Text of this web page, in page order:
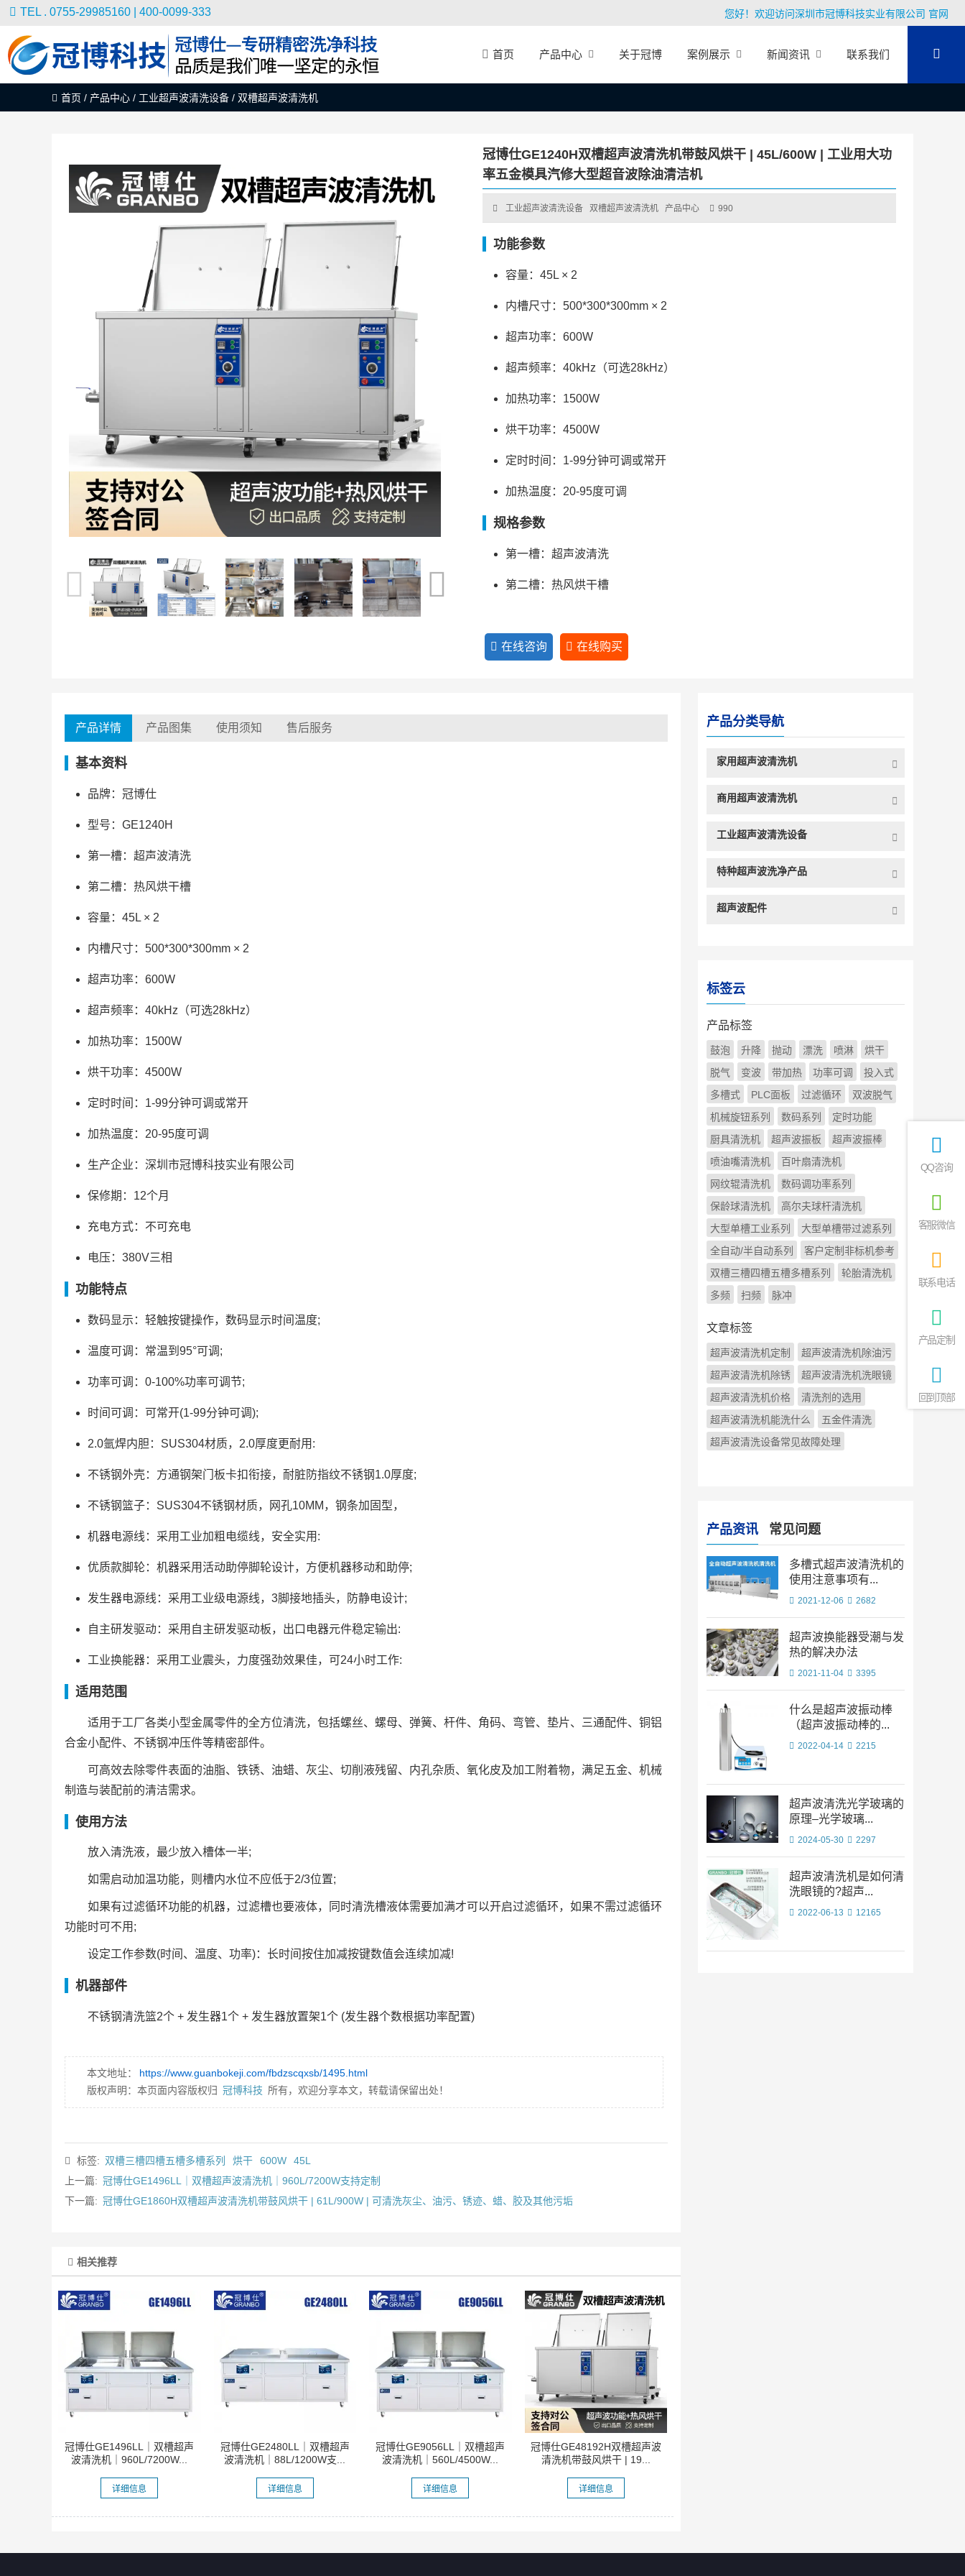
TEL . 0755-29985160 | 400-0099-333 您好！欢迎访问深圳市冠博科技实业有限公司 官网
首页 产品中心 关于冠博 案例展示 新闻资讯 联系我们
首页 / 产品中心 / 工业超声波清洗设备 / 双槽超声波清洗机
冠博仕GE1240H双槽超声波清洗机带鼓风烘干 | 45L/600W | 工业用大功
率五金模具汽修大型超音波除油清洁机
工业超声波清洗设备 双槽超声波清洗机 产品中心 990
功能参数
容量：45L × 2
内槽尺寸：500*300*300mm × 2
超声功率：600W
超声频率：40kHz（可选28kHz）
加热功率：1500W
烘干功率：4500W
定时时间：1-99分钟可调或常开
加热温度：20-95度可调
规格参数
第一槽：超声波清洗
第二槽：热风烘干槽
在线咨询 在线购买
产品详情 产品图集 使用须知 售后服务
基本资料
品牌：冠博仕
型号：GE1240H
第一槽：超声波清洗
第二槽：热风烘干槽
容量：45L × 2
内槽尺寸：500*300*300mm × 2
超声功率：600W
超声频率：40kHz（可选28kHz）
加热功率：1500W
烘干功率：4500W
定时时间：1-99分钟可调或常开
加热温度：20-95度可调
生产企业：深圳市冠博科技实业有限公司
保修期：12个月
充电方式：不可充电
电压：380V三相
功能特点
数码显示：轻触按键操作，数码显示时间温度;
温度可调：常温到95°可调;
功率可调：0-100%功率可调节;
时间可调：可常开(1-99分钟可调);
2.0氩焊内胆：SUS304材质，2.0厚度更耐用:
不锈钢外壳：方通钢架门板卡扣衔接，耐脏防指纹不锈钢1.0厚度;
不锈钢篮子：SUS304不锈钢材质，网孔10MM，钢条加固型，
机器电源线：采用工业加粗电缆线，安全实用:
优质款脚轮：机器采用活动助停脚轮设计，方便机器移动和助停;
发生器电源线：采用工业级电源线，3脚接地插头，防静电设计;
自主研发驱动：采用自主研发驱动板，出口电器元件稳定输出:
工业换能器：采用工业震头，力度强劲效果佳，可24小时工作:
适用范围
适用于工厂各类小型金属零件的全方位清洗，包括螺丝、螺母、弹簧、杆件、角码、弯管、垫片、三通配件、铜铝
合金小配件、不锈钢冲压件等精密部件。
可高效去除零件表面的油脂、铁锈、油蜡、灰尘、切削液残留、内孔杂质、氧化皮及加工附着物，满足五金、机械
制造与装配前的清洁需求。
使用方法
放入清洗液，最少放入槽体一半;
如需启动加温功能，则槽内水位不应低于2/3位置;
如果有过滤循环功能的机器，过滤槽也要液体，同时清洗槽液体需要加满才可以开启过滤循环，如果不需过滤循环
功能时可不用;
设定工作参数(时间、温度、功率)：长时间按住加减按键数值会连续加减!
机器部件
不锈钢清洗篮2个 + 发生器1个 + 发生器放置架1个 (发生器个数根据功率配置)
本文地址：
https://www.guanbokeji.com/fbdzscqxsb/1495.html
版权声明：本页面内容版权归 冠博科技 所有，欢迎分享本文，转载请保留出处！
标签: 双槽三槽四槽五槽多槽系列 烘干 600W
45L
上一篇: 冠博仕GE1496LL｜双槽超声波清洗机｜960L/7200W支持定制
下一篇: 冠博仕GE1860H双槽超声波清洗机带鼓风烘干 | 61L/900W | 可清洗灰尘、油污、锈迹、蜡、胶及其他污垢
相关推荐
冠博仕GE1496LL｜双槽超声
波清洗机｜960L/7200W...
详细信息
冠博仕GE2480LL｜双槽超声
波清洗机｜88L/1200W支...
详细信息
冠博仕GE9056LL｜双槽超声
波清洗机｜560L/4500W...
详细信息
冠博仕GE48192H双槽超声波
清洗机带鼓风烘干 | 19...
详细信息
产品分类导航
家用超声波清洗机
商用超声波清洗机
工业超声波清洗设备
特种超声波洗净产品
超声波配件
标签云
产品标签
鼓泡 升降 抛动 漂洗 喷淋
烘干
脱气
变波 带加热 功率可调
投入式
多槽式
PLC面板 过滤循环
双波脱气
机械旋钮系列
数码系列
定时功能
厨具清洗机
超声波振板
超声波振棒
喷油嘴清洗机
百叶扇清洗机
网纹辊清洗机
数码调功率系列
保龄球清洗机
高尔夫球杆清洗机
大型单槽工业系列
大型单槽带过滤系列
全自动/半自动系列
客户定制非标机参考
双槽三槽四槽五槽多槽系列
轮胎清洗机
多频
扫频 脉冲
文章标签
超声波清洗机定制
超声波清洗机除油污
超声波清洗机除锈
超声波清洗机洗眼镜
超声波清洗机价格
清洗剂的选用
超声波清洗机能洗什么
五金件清洗
超声波清洗设备常见故障处理
产品资讯 常见问题
多槽式超声波清洗机的
使用注意事项有...
2021-12-06 2682
超声波换能器受潮与发
热的解决办法
2021-11-04 3395
什么是超声波振动棒
（超声波振动棒的...
2022-04-14 2215
超声波清洗光学玻璃的
原理–光学玻璃...
2024-05-30 2297
超声波清洗机是如何清
洗眼镜的?超声...
2022-06-13 12165
QQ咨询
客服微信
联系电话
产品定制
回到顶部